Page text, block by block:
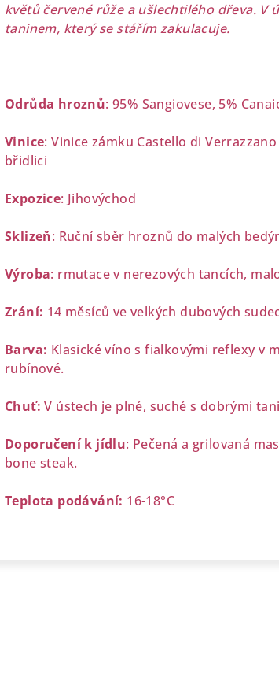
květů červené růže a ušlechtilého dřeva. V
taninem, který se stářím zakulacuje.
Odrůda hroznů: 95% Sangiovese, 5%
Vinice: Vinice zámku Castello di
břidlici
Expozice: Jihovýchod
Sklizeň: Ruční sběr hroznů do malých
Výroba: rmutace v nerezových tancích,
Zrání: 14 měsíců ve velkých dubových
Barva: Klasické víno s fialkovými reflexy v
rubínové.
Chuť: V ústech je plné, suché s dobrými
Doporučení k jídlu: Pečená a grilovaná
bone steak.
Teplota podávání: 16-18°C